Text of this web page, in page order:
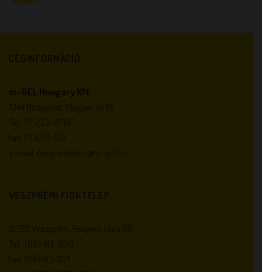
CÉGINFORMÁCIÓ
m-GEL Hungary Kft.
1044 Budapest, Megyeri út 51.
Tel.:
fax:
e-mail:
VESZPRÉMI FIÓKTELEP
8200 Veszprém, Fenyves utca 99.
Tel.:
fax: